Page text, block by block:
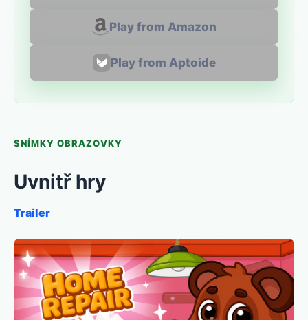
Play from Amazon
Play from Aptoide
SNÍMKY OBRAZOVKY
Uvnitř hry
Trailer